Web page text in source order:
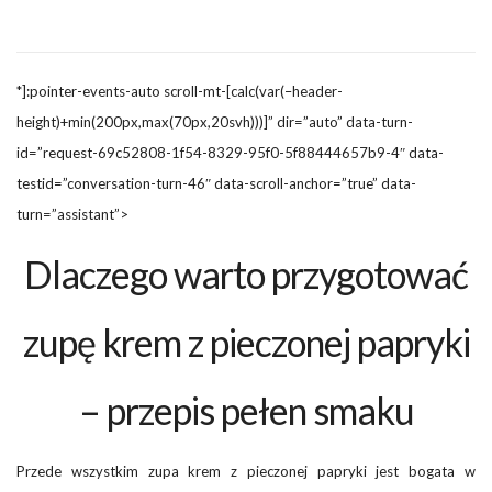
*]:pointer-events-auto scroll-mt-[calc(var(–header-
height)+min(200px,max(70px,20svh)))]” dir=”auto” data-turn-
id=”request-69c52808-1f54-8329-95f0-5f88444657b9-4″ data-
testid=”conversation-turn-46″ data-scroll-anchor=”true” data-
turn=”assistant”>
Dlaczego warto przygotować
zupę krem z pieczonej papryki
– przepis pełen smaku
Przede wszystkim zupa krem z pieczonej papryki jest bogata w